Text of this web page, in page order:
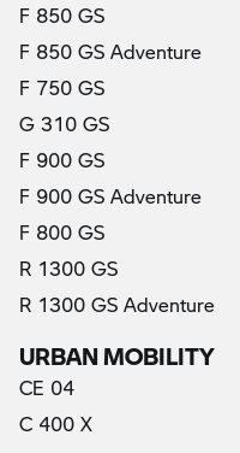
F 850 GS
F 850 GS Adventure
F 750 GS
G 310 GS
F 900 GS
F 900 GS Adventure
F 800 GS
R 1300 GS
R 1300 GS Adventure
URBAN MOBILITY
CE 04
C 400 X